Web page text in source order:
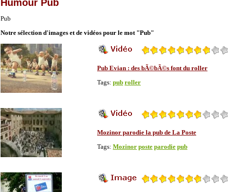
Humour Pub
Pub
Notre sélection d'images et de vidéos pour le mot "Pub"
Pub Evian : des bÃ©bÃ©s font du roller
Tags: pub roller
Mozinor parodie la pub de La Poste
Tags: Mozinor poste parodie pub